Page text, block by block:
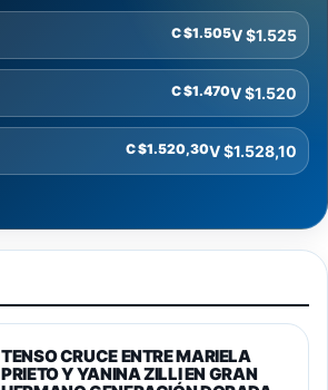
C $1.505V $1.525
C $1.470V $1.520
C $1.520,30V $1.528,10
TENSO CRUCE ENTRE MARIELA
PRIETO Y YANINA ZILLI EN GRAN